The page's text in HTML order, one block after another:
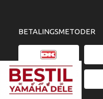
BETALINGSMETODER